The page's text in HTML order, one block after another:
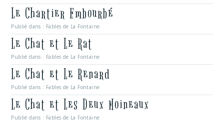
Le Chartier Embourbé
Publié dans : Fables de La Fontaine
Le Chat et Le Rat
Publié dans : Fables de La Fontaine
Le Chat et Le Renard
Publié dans : Fables de La Fontaine
Le Chat et Les Deux Moineaux
Publié dans : Fables de La Fontaine